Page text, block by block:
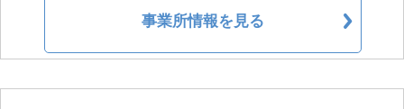
事業所情報を見る